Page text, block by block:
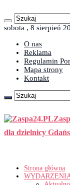
sobota , 8 sierpień
O nas
Reklama
Regulamin
Mapa strony
Kontakt
dla dzielnicy
Strona główna